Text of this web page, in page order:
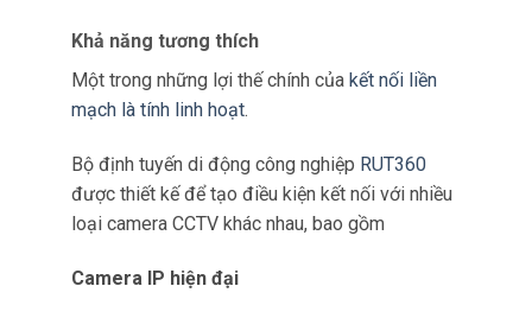
Bộ định tuyến di động công nghiệp RUT360, với
hệ điều hành RutOS, cho phép các nhà cung cấp
bảo mật tùy chỉnh cài đặt mạng của họ một
cách rộng rãi.
Chuyển tiếp cổng tùy chỉnh
Các công ty bảo mật có thể định cấu hình
cáckết nối an toàn giữa các thiết bị